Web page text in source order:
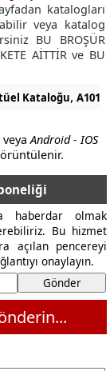
katalogları
veya katalog
BU BROŞÜR
AİTTİR ve BU
Kataloğu, A101
veyaAndroid - IOS
haberdar olmak
Bu hizmet
açılan pencereyi
onaylayın.